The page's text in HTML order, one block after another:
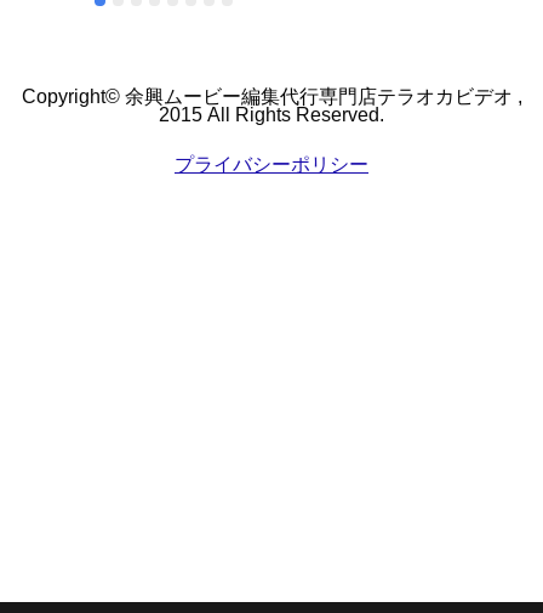
が、対応も早く丁寧で
さんにお願いして本当
てくださり暖かいDVD
で一生忘れられない思
がとございます。
Copyright© 余興ムービー編集代行専門店テラオカビデオ ,
2015 All Rights Reserved.
プライバシーポリシー